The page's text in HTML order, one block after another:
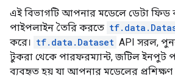
এই বিভাগটি আপনার মডেলে ডেটা ফিড
পাইপলাইন তৈরি করতে
করে। tf.data.Dataset API সরল,
টুকরা থেকে পারফরম্যান্ট, জটিল ইনপুট
ব্যবহৃত হয় যা আপনার মডেলের প্রশিক্ষণ